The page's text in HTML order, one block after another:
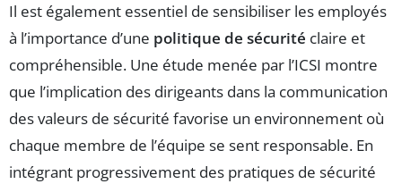
Il est également essentiel de sensibiliser les employés
à l’importance d’une politique de sécurité claire et
compréhensible. Une étude menée par l’ICSI montre
que l’implication des dirigeants dans la communication
des valeurs de sécurité favorise un environnement où
chaque membre de l’équipe se sent responsable. En
intégrant progressivement des pratiques de sécurité